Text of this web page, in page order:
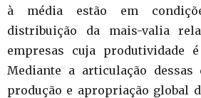
à média estão em
distribuição da mais-valia
empresas cuja produtividade
Mediante a articulação dessas
produção e apropriação global